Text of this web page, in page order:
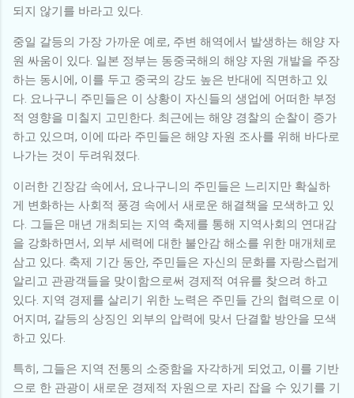
되지 않기를 바라고 있다.
중일 갈등의 가장 가까운 예로, 주변 해역에서 발생하는 해양 자
원 싸움이 있다. 일본 정부는 동중국해의 해양 자원 개발을 주장
하는 동시에, 이를 두고 중국의 강도 높은 반대에 직면하고 있
다. 요나구니 주민들은 이 상황이 자신들의 생업에 어떠한 부정
적 영향을 미칠지 고민한다. 최근에는 해양 경찰의 순찰이 증가
하고 있으며, 이에 따라 주민들은 해양 자원 조사를 위해 바다로
나가는 것이 두려워졌다.
이러한 긴장감 속에서, 요나구니의 주민들은 느리지만 확실하
게 변화하는 사회적 풍경 속에서 새로운 해결책을 모색하고 있
다. 그들은 매년 개최되는 지역 축제를 통해 지역사회의 연대감
을 강화하면서, 외부 세력에 대한 불안감 해소를 위한 매개체로
삼고 있다. 축제 기간 동안, 주민들은 자신의 문화를 자랑스럽게
알리고 관광객들을 맞이함으로써 경제적 여유를 찾으려 하고
있다. 지역 경제를 살리기 위한 노력은 주민들 간의 협력으로 이
어지며, 갈등의 상징인 외부의 압력에 맞서 단결할 방안을 모색
하고 있다.
특히, 그들은 지역 전통의 소중함을 자각하게 되었고, 이를 기반
으로 한 관광이 새로운 경제적 자원으로 자리 잡을 수 있기를 기